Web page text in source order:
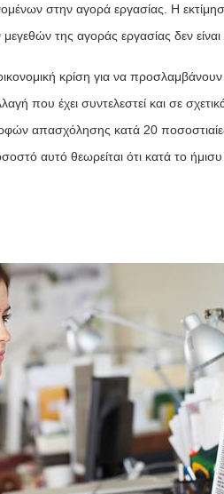
στην αγορά εργασίας. Η
της αγοράς εργασίας δεν είναι
κρίση για να
που έχει συντελεστεί και σε
απασχόλησης κατά 20
αυτό θεωρείται ότι κατά το ήμισυ